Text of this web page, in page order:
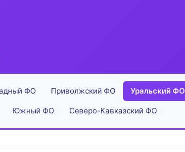
ФО Приволжский ФО Уральский ФО
Южный ФО Северо-Кавказский ФО